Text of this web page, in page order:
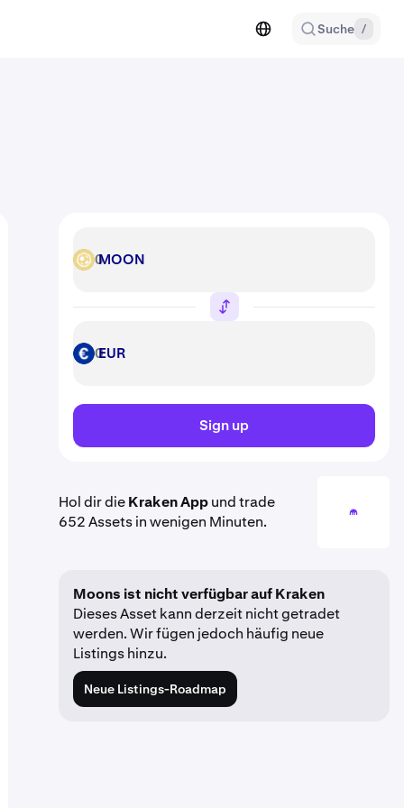
Suche /
MOON MOON
EUR EUR
Sign up
Hol dir dieKraken Appund trade
652 Assets in wenigen Minuten.
Moons ist nicht verfügbar auf Kraken
Dieses Asset kann derzeit nicht getradet
werden. Wir fügen jedoch häufig neue
Listings hinzu.
Neue Listings-Roadmap